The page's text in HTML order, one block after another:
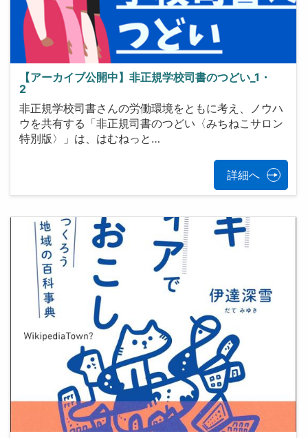
【アーカイブ公開中】非正規学校司書のつどい_1・
2
非正規学校司書さんの労働環境をともに考え、ノウハ
ウを共有する「非正規司書のつどい〈みちねこサロン
特別版〉」は、はむねっと…
詳細へ